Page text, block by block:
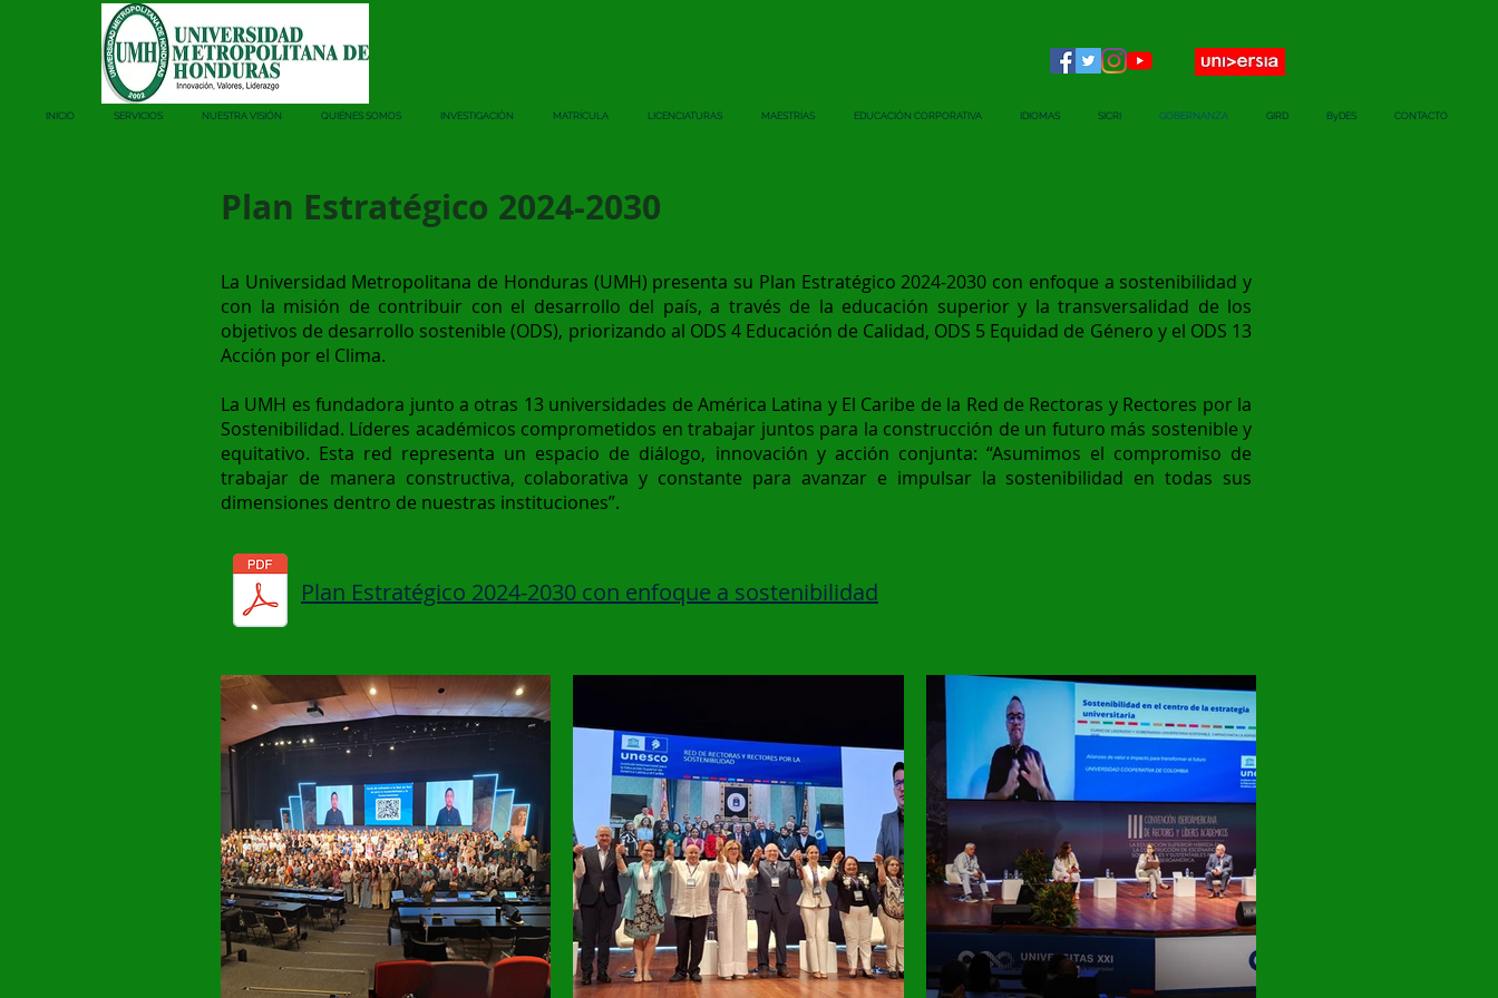
INICIO SERVICIOS NUESTRA VISIÓN QUIÉNES SOMOS INVESTIGACIÓN MATRÍCULA LICENCIATURAS MAESTRÍAS EDUCACIÓN CORPORATIVA IDIOMAS SICRI GOBERNANZA GIRD ByDES CONTACTO
Plan Estratégico 2024-2030
La Universidad Metropolitana de Honduras (UMH) presenta su Plan Estratégico 2024-2030 con enfoque a sostenibilidad y
con la misión de contribuir con el desarrollo del país, a través de la educación superior y la transversalidad de los
objetivos de desarrollo sostenible (ODS), priorizando al ODS 4 Educación de Calidad, ODS 5 Equidad de Género y el ODS 13
Acción por el Clima.
La UMH es fundadora junto a otras 13 universidades de América Latina y El Caribe de la Red de Rectoras y Rectores por la
Sostenibilidad. Líderes académicos comprometidos en trabajar juntos para la construcción de un futuro más sostenible y
equitativo. Esta red representa un espacio de diálogo, innovación y acción conjunta: “Asumimos el compromiso de
trabajar de manera constructiva, colaborativa y constante para avanzar e impulsar la sostenibilidad en todas sus
dimensiones dentro de nuestras instituciones”.
Plan Estratégico 2024-2030 con enfoque a sostenibilidad